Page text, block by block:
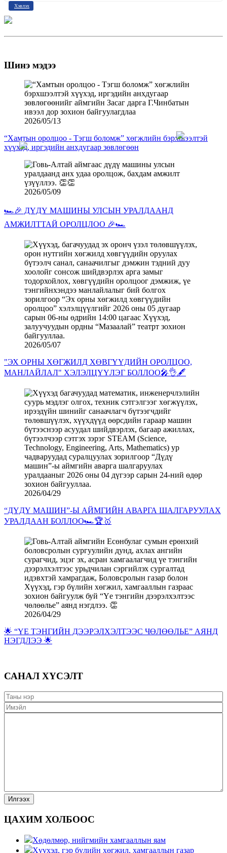
Хэвлэх
Шинэ мэдээ
2026/05/13
“Хамтын оролцоо - Тэгш боломж” хөгжлийн бэрхшээлтэй
хүүхэд, иргэдийн анхдугаар зөвлөгөөн
2026/05/09
🏎️🎉 ДҮДҮ МАШИНЫ УЛСЫН УРАЛДААНД
АМЖИЛТТАЙ ОРОЛЦЛОО 🎉🏎️
2026/05/07
"ЭХ ОРНЫ ХӨГЖИЛД ХӨВГҮҮДИЙН ОРОЛЦОО,
МАНЛАЙЛАЛ" ХЭЛЭЛЦҮҮЛЭГ БОЛЛОО🎤👌🖋️
2026/04/29
“ДҮДҮ МАШИН”-Ы АЙМГИЙН АВАРГА ШАЛГАРУУЛАХ
УРАЛДААН БОЛЛОО🏎️🏆🥇
2026/04/29
🌟 “ҮЕ ТЭНГИЙН ДЭЭРЭЛХЭЛТЭЭС ЧӨЛӨӨЛЬЕ” АЯНД
НЭГДЛЭЭ 🌟
САНАЛ ХҮСЭЛТ
ЦАХИМ ХОЛБООС
Хөдөлмөр, нийгмийн хамгааллын яам
Хүүхэд, гэр бүлийн хөгжил, хамгааллын газар